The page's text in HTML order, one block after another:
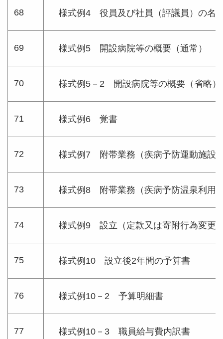
68 様式例4 役員及び社員（評議員）の名
69 様式例5 開設病院等の概要（通常）
70 様式例5－2 開設病院等の概要（省略）
71 様式例6 覚書
72 様式例7 附帯業務（疾病予防運動施設
73 様式例8 附帯業務（疾病予防温泉利用
74 様式例9 設立（定款又は寄附行為変更
75 様式例10 設立後2年間の予算書
76 様式例10－2 予算明細書
77 様式例10－3 職員給与費内訳書